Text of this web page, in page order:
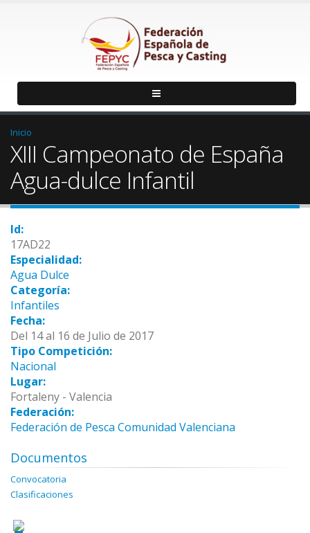
Inicio
XIII Campeonato de España
Agua-dulce Infantil
Id:
17AD22
Especialidad:
Agua Dulce
Categoría:
Infantiles
Fecha:
Del 14 al 16 de Julio de 2017
Tipo Competición:
Nacional
Lugar:
Fortaleny - Valencia
Federación:
Federación de Pesca Comunidad Valenciana
Documentos
Convocatoria
Clasificaciones